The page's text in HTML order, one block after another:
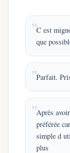
C est
que
Parfait.
Après
préférée
simple d
plus